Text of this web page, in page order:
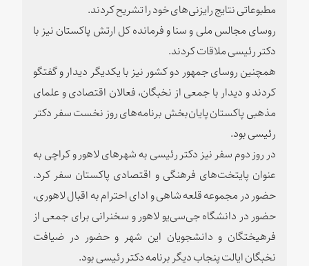
مطبوعاتی نتایج رایزنی‌های خود را تشریح کردند.
روسای مجالس ملی و سنا و فرمانده کل ارتش پاکستان نیز با
دکتر رئیسی ملاقات کردند.
همچنین روسای جمهور دو کشور نیز با یکدیگر دیدار و گفتگو
کردند و دیدار با جمعی از نخبگان، فعالان اقتصادی و علمای
مذهبی پاکستان پایان‌بخش برنامه‌های روز نخست سفر دکتر
رئیسی بود.
در روز دوم سفر نیز دکتر رئیسی به شهرهای لاهور و کراچی به
عنوان پایتخت‌های فرهنگی و اقتصادی پاکستان سفر کرد.
حضور در مجموعه قلعه شاهی و ادای احترام به اقبال لاهوری،
حضور در دانشگاه جی‌سی‌یو لاهور و سخنرانی برای جمعی از
فرهیختگان و دانشجویان این شهر و حضور در ضیافت
نخبگان ایالت پنجاب دیگر برنامه دکتر رئیسی بود.